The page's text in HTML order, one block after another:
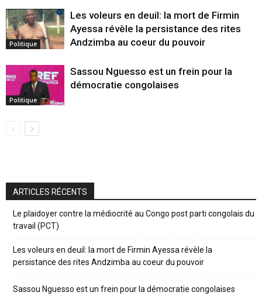
Politique
Les voleurs en deuil: la mort de Firmin
Ayessa révèle la persistance des rites
Andzimba au coeur du pouvoir
Politique
Sassou Nguesso est un frein pour la
démocratie congolaises
ARTICLES RÉCENTS
Le plaidoyer contre la médiocrité au Congo post parti congolais du
travail (PCT)
Les voleurs en deuil: la mort de Firmin Ayessa révèle la
persistance des rites Andzimba au coeur du pouvoir
Sassou Nguesso est un frein pour la démocratie congolaises